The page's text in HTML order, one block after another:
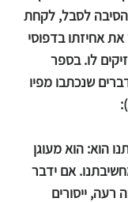
לסבל, לקחת
את אחיזתו בדפוסי
לו. בספר
שנכתבו מפיו
הוא: הוא מעוגן
אם ידבר
ייסורים